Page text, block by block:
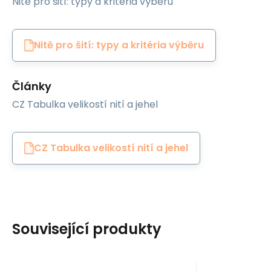
Nitě pro šití: typy a kritéria výběru
Články
CZ Tabulka velikostí nití a jehel
CZ Tabulka velikostí nití a jehel
Související produkty